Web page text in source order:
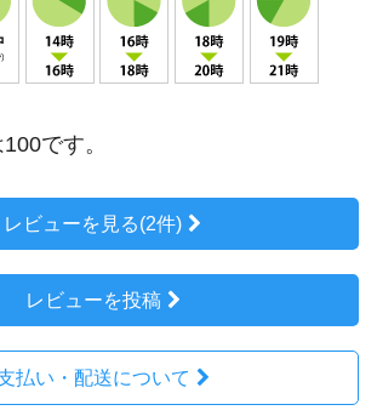
です。
レビューを見る(2件)
レビューを投稿
払い・配送について